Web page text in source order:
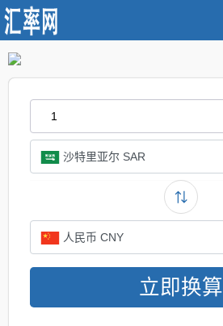
沙特里亚尔 SAR
人民币 CNY
立即换算